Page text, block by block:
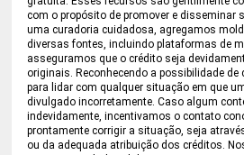
com o propósito de promover e disseminar
uma curadoria cuidadosa, agregamos
diversas fontes, incluindo plataformas de
asseguramos que o crédito seja
originais. Reconhecendo a possibilidade
para lidar com qualquer situação em que
divulgado incorretamente. Caso algum
indevidamente, incentivamos o contato
prontamente corrigir a situação, seja
ou da adequada atribuição dos créditos.